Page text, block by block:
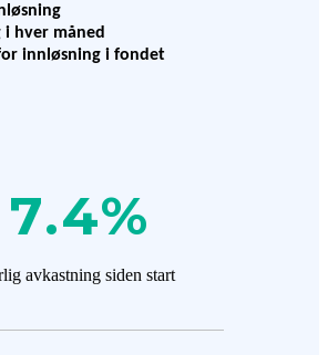
i hver måned
innløsning i fondet
7.4%
avkastning siden start